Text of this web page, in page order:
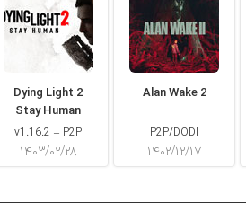
Dying Light 2
Stay Human
v1.16.2 – P2P
۱۴۰۳/۰۲/۲۸
Alan Wake 2
P2P/DODI
۱۴۰۲/۱۲/۱۷